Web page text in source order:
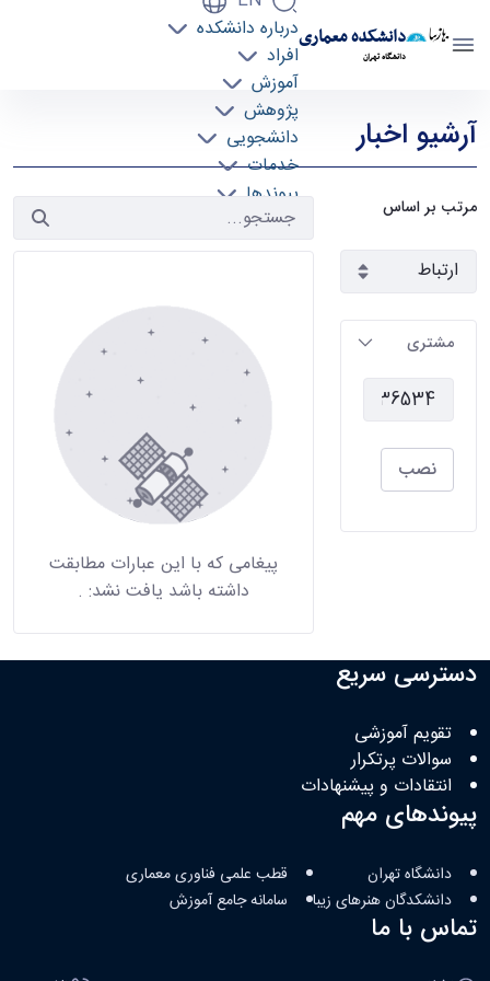
دانشکده معماری
دانشگاه تهران
درباره دانشکده
افراد
آموزش
پژوهش
دانشجویی
خدمات
پیوندها
تماس با ما
آرشیو اخبار
مرتب بر اساس
مشتری
نصب
پیغامی که با این عبارات مطابقت
داشته باشد یافت نشد: .
دسترسی سریع
تقویم آموزشی
سوالات پرتکرار
انتقادات و پیشنهادات
پیوندهای مهم
دانشگاه تهران
دانشکدگان هنرهای زیبا
قطب علمی فناوری معماری
سامانه جامع آموزش
تماس با ما